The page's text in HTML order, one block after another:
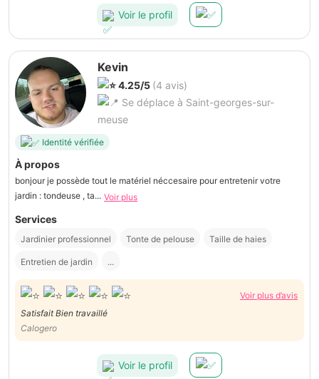
Voir le profil
Kevin
4.25/5 (4 avis)
Se déplace à Saint-georges-sur-
meuse
Identité vérifiée
À propos
bonjour je possède tout le matériel néccesaire pour entretenir votre
jardin : tondeuse , ta... Voir plus
Services
Jardinier professionnel Tonte de pelouse Taille de haies
Entretien de jardin ...
Voir plus d’avis
Satisfait Bien travaillé
Calogero
Voir le profil